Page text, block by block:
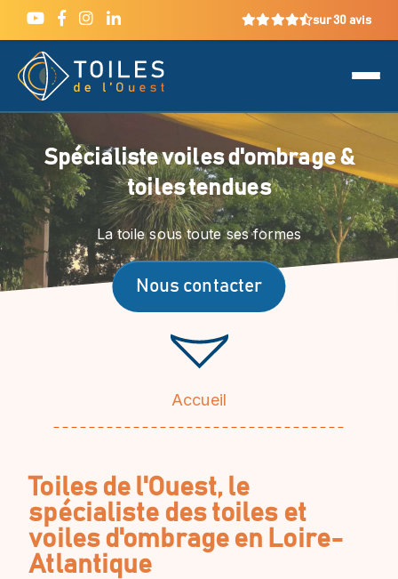
sur 30 avis
Spécialiste voiles d'ombrage &
toiles tendues
La toile sous toute ses formes
Nous contacter
Accueil
Toiles de l'Ouest, le
spécialiste des toiles et
voiles d'ombrage en Loire-
Atlantique